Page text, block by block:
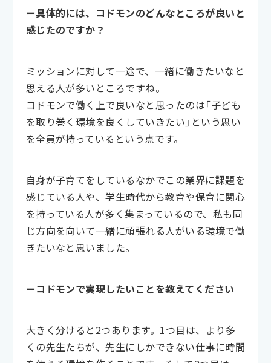
ー具体的には、コドモンのどんなところが良いと
感じたのですか？
ミッションに対して一途で、一緒に働きたいなと
思える人が多いところですね。
コドモンで働く上で良いなと思ったのは「子ども
を取り巻く環境を良くしていきたい」という思い
を全員が持っているという点です。
自身が子育てをしているなかでこの業界に課題を
感じている人や、学生時代から教育や保育に関心
を持っている人が多く集まっているので、私も同
じ方向を向いて一緒に頑張れる人がいる環境で働
きたいなと思いました。
ーコドモンで実現したいことを教えてください
大きく分けると2つあります。1つ目は、より多
くの先生たちが、先生にしかできない仕事に時間